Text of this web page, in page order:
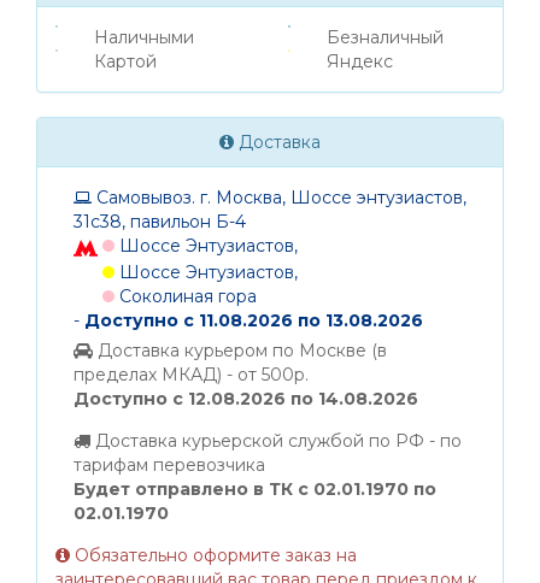
Наличными
Картой
Безналичный
Яндекс
Доставка
Самовывоз. г. Москва, Шоссе энтузиастов,
31с38, павильон Б-4
Шоссе Энтузиастов,
Шоссе Энтузиастов,
Соколиная гора
- Доступно с 11.08.2026 по 13.08.2026
Доставка курьером по Москве (в
пределах МКАД) - от 500р.
Доступно с 12.08.2026 по 14.08.2026
Доставка курьерской службой по РФ - по
тарифам перевозчика
Будет отправлено в ТК с 02.01.1970 по
02.01.1970
Обязательно оформите заказ на